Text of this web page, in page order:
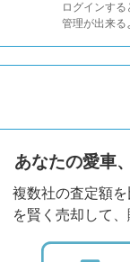
ログインす
管理が出来る
あなたの愛車
複数社の査定額
を賢く売却して